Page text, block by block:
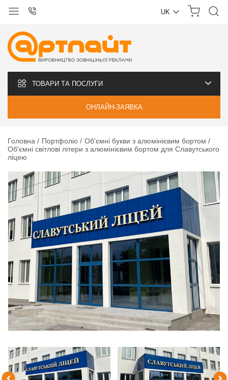
UK
ТОВАРИ ТА ПОСЛУГИ
ОНЛАЙН-ЗАЯВКА
Головна Портфоліо
Об'ємні букви з алюмінієвим бортом
Об'ємні світлові літери з алюмінієвим бортом для Славутського
ліцею